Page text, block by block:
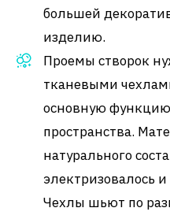
большей
изделию.
Проемы створок
тканевыми
основную
пространства.
натурального
электризовалось
Чехлы шьют по